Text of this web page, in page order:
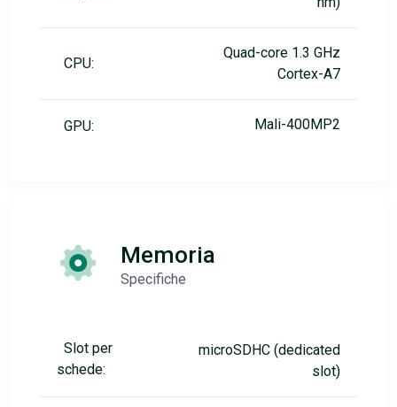
CPU:
Quad-core 1.3 GHz
Cortex-A7
GPU: Mali-400MP2
Memoria
Specifiche
Slot per
schede:
microSDHC (dedicated
slot)